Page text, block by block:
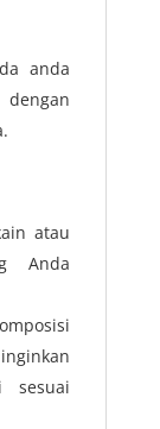
anda
atau
Anda
sesuai